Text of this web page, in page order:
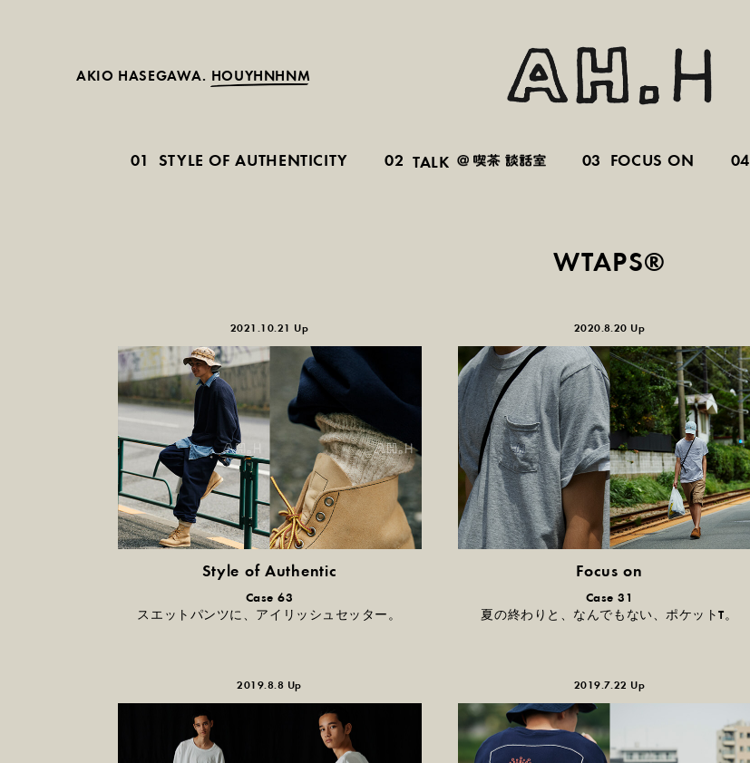
AKIO HASEGAWA. HOUYHNHNM
WTAPS®
2021.10.21 Up
Style of Authentic
普通の服、
普通のスタイル。
Case 63
スエットパンツに、アイリッシュセッター。
2020.8.20 Up
Focus on
気になる服とか人とか。
Case 31
夏の終わりと、なんでもない、ポケットT。
2019.8.8 Up 2019.7.22 Up
01 STYLE OF AUTHENTICITY 02 TALK 03 FOCUS ON 04